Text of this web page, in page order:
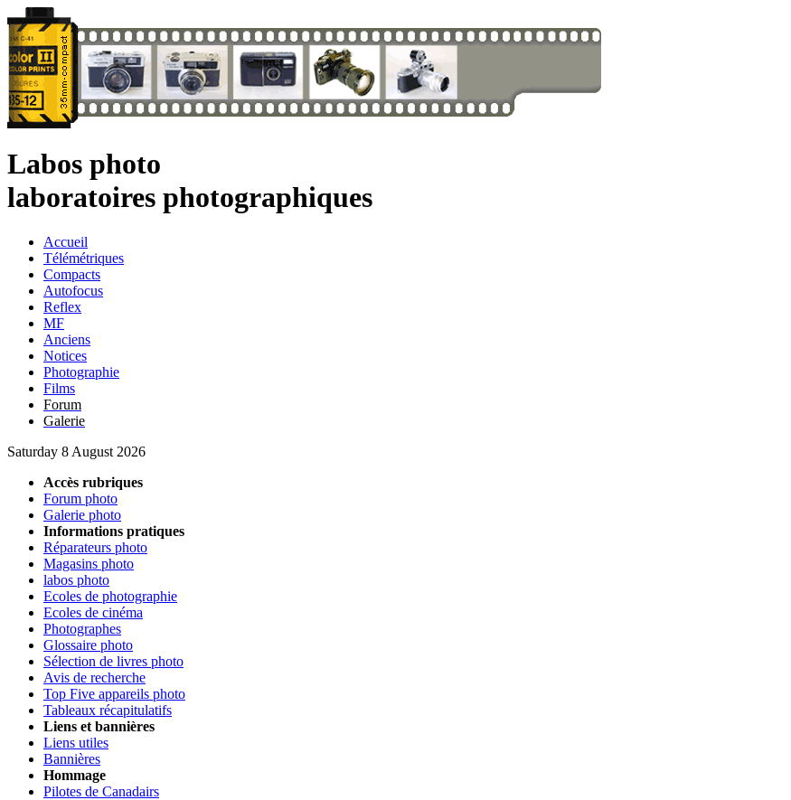
Labos photo
laboratoires photographiques
Accueil
Télémétriques
Compacts
Autofocus
Reflex
MF
Anciens
Notices
Photographie
Films
Forum
Galerie
Saturday 8 August 2026
Accès rubriques
Forum photo
Galerie photo
Informations pratiques
Réparateurs photo
Magasins photo
labos photo
Ecoles de photographie
Ecoles de cinéma
Photographes
Glossaire photo
Sélection de livres photo
Avis de recherche
Top Five appareils photo
Tableaux récapitulatifs
Liens et bannières
Liens utiles
Bannières
Hommage
Pilotes de Canadairs